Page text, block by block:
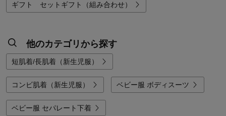
ギフト セットギフト（組み合わせ）
他のカテゴリから探す
短肌着/長肌着（新生児服）
コンビ肌着（新生児服） ベビー服 ボディスーツ
ベビー服 セパレート下着